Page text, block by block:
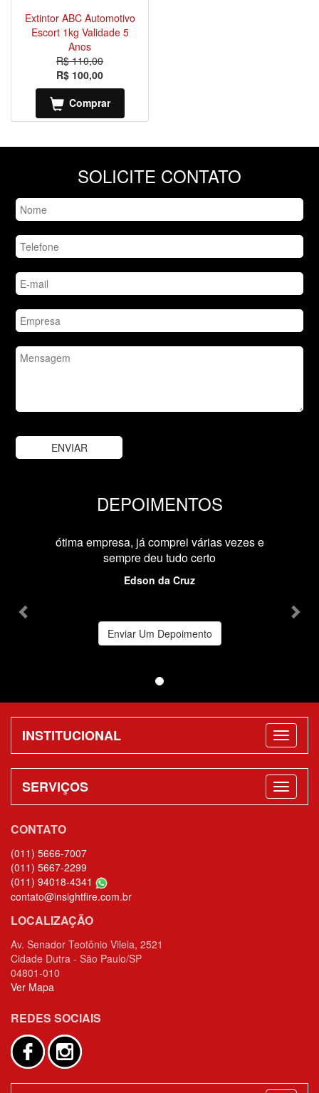
Extintor ABC Automotivo
Escort 1kg Validade 5
Anos
R$ 110,00
R$ 100,00
Comprar
SOLICITE CONTATO
Edson da Cruz
Enviar Um Depoimento
INSTITUCIONAL
SERVIÇOS
CONTATO
(011) 5666-7007
(011) 5667-2299
(011) 94018-4341
Av. Senador Teotônio Vilela, 2521
Cidade Dutra - São Paulo/SP
04801-010